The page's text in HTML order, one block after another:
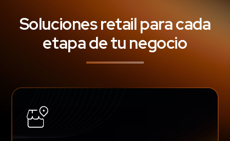
Soluciones retail para cada
etapa de tu negocio